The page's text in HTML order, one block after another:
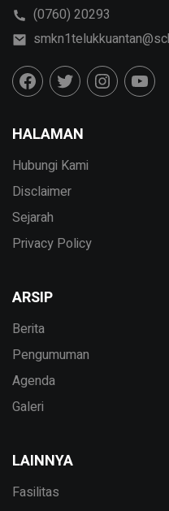
(0760) 20293
HALAMAN
Hubungi Kami
Disclaimer
Sejarah
Privacy Policy
ARSIP
Berita
Pengumuman
Agenda
Galeri
LAINNYA
Fasilitas